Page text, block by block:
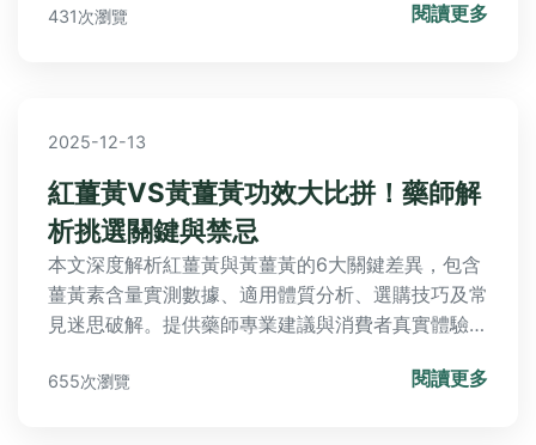
431次瀏覽 閱讀更多
2025-12-13
紅薑黃VS黃薑黃功效大比拼！藥師解
析挑選關鍵與禁忌
本文深度解析紅薑黃與黃薑黃的6大關鍵差異，包含
薑黃素含量實測數據、適用體質分析、選購技巧及常
見迷思破解。提供藥師專業建議與消費者真實體驗報
655次瀏覽 閱讀更多